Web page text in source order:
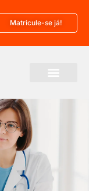
Matricule-se já!